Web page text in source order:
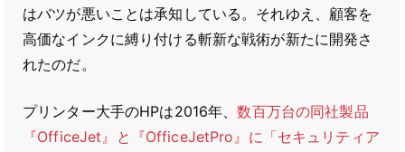
はバツが悪いことは承知している。それゆえ、顧客を
高価なインクに縛り付ける斬新な戦術が新たに開発さ
れたのだ。
プリンター大手のHPは2016年、数百万台の同社製品
『OfficeJet』と『OfficeJetPro』に「セキュリティア